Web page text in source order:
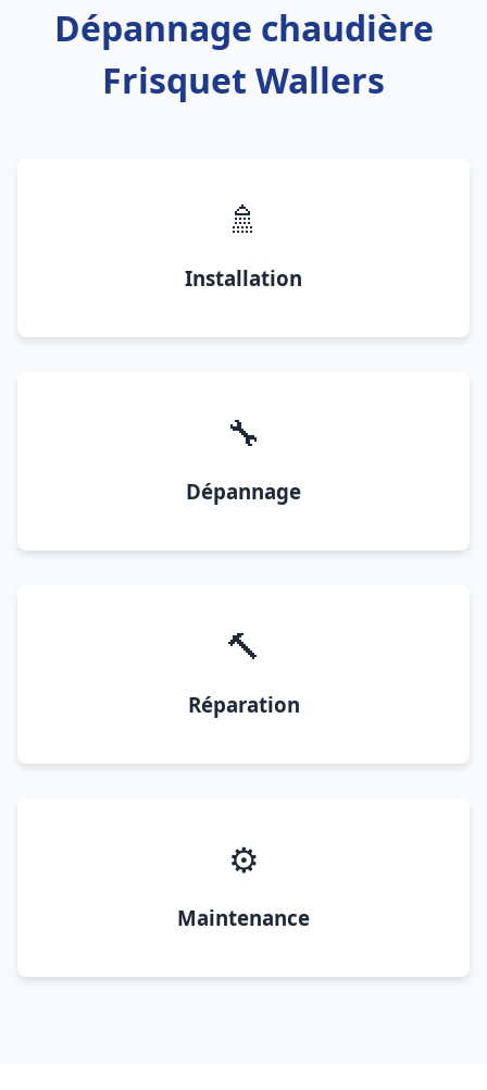
Dépannage chaudière
Frisquet Wallers
🚿
Installation
🔧
Dépannage
🔨
Réparation
⚙️
Maintenance